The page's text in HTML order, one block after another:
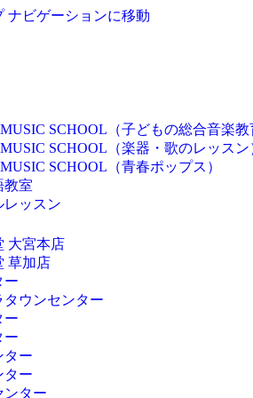
ナビゲーションに移動
SCHOOL（子どもの総合音楽教
SCHOOL（楽器・歌のレッスン
SCHOOL（青春ポップス）
教室
レッスン
大宮本店
草加店
ー
タウンセンター
ー
ー
ター
ター
ンター